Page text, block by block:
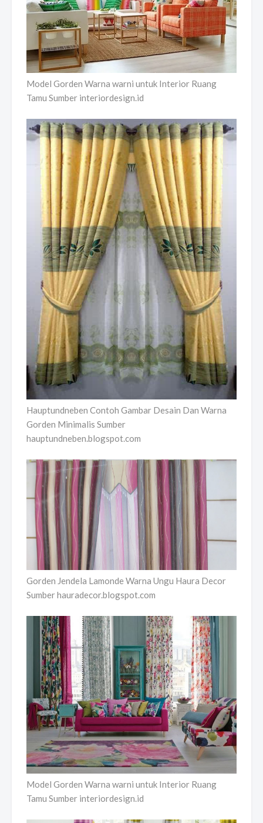
Model Gorden Warna warni untuk Interior Ruang
Tamu Sumber interiordesign.id
Hauptundneben Contoh Gambar Desain Dan Warna
Gorden Minimalis Sumber
hauptundneben.blogspot.com
Gorden Jendela Lamonde Warna Ungu Haura Decor
Sumber hauradecor.blogspot.com
Model Gorden Warna warni untuk Interior Ruang
Tamu Sumber interiordesign.id